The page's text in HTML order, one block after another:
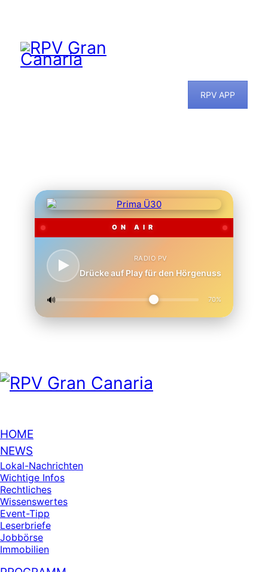
RPV APP
ON AIR
RADIO PV
Drücke auf Play für den Hörgenuss
🔊 70%
HOME
NEWS
Lokal-Nachrichten
Wichtige Infos
Rechtliches
Wissenswertes
Event-Tipp
Leserbriefe
Jobbörse
Immobilien